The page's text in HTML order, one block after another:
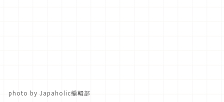
photo by Japaholic編輯部